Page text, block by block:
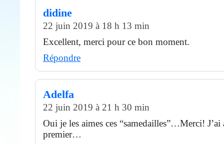
didine
22 juin 2019 à 18 h 13 min
Excellent, merci pour ce bon moment.
Répondre
Adelfa
22 juin 2019 à 21 h 30 min
Oui je les aimes ces “samedailles”…Merci! J’ai
premier…